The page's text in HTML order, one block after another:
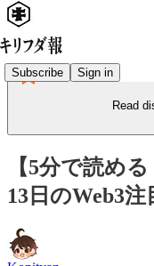
Subscribe Sign in
Read
【5分で読め
13日のWeb3